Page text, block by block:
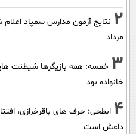
2
مرداد
3 خمسه: همه بازیگرها شیطنت
خانواده بود
4 ابطحی: حرف های باقرخرازی،
داعش است